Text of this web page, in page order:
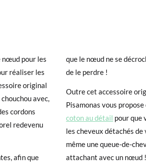
nœud pour les
réaliser les
original
avec,
cordons
redevenu
afin que
que le nœud ne se
de le perdre !
Outre cet accessoire
Pisamonas vous
coton au détail pour que
les cheveux détachés
même une queue-de-
attachant avec un nœud !
40 €. Pour les commandes inférieures à
pas tout à fait à ce que vous
pour lancer la procédure. Si vous